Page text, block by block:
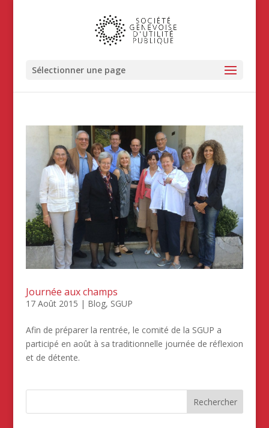
Sélectionner une page
Journée aux champs
17 Août 2015 | Blog, SGUP
Afin de préparer la rentrée, le comité de la SGUP a
participé en août à sa traditionnelle journée de réflexion
et de détente.